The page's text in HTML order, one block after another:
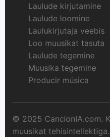
Laulude kirjutamine
Laulude loomine
Laulukirjutaja veebis
Loo muusikat tasuta
Laulude tegemine
Muusika tegemine
Producir música
© 2025 CancionIA.com.
muusikat tehisintellektiga.